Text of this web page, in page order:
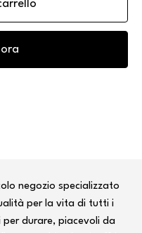
negozio specializzato
per la vita di tutti i
durare, piacevoli da